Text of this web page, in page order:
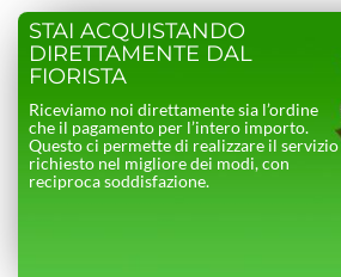
STAI ACQUISTANDO
DIRETTAMENTE DAL
FIORISTA
Riceviamo noi direttamente sia l’ordine
che il pagamento per l’intero importo.
Questo ci permette di realizzare il servizio
richiesto nel migliore dei modi, con
reciproca soddisfazione.